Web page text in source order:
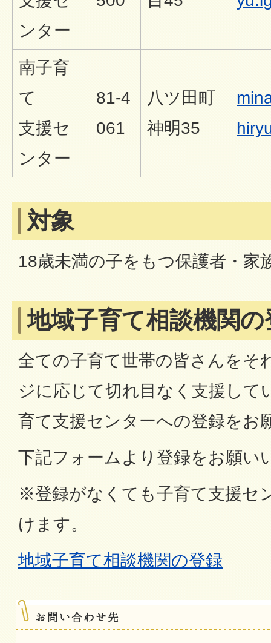
ンター
南子育
て
支援セ
ンター
81-4
061
八ツ田町
神明35
対象
18歳未満の子をもつ保護者・家
地域子育て相談機関
全ての子育て世帯の皆さんをそ
ジに応じて切れ目なく支援して
育て支援センターへの登録をお
下記フォームより登録をお願い
※登録がなくても子育て支援セ
けます。
地域子育て相談機関の登録